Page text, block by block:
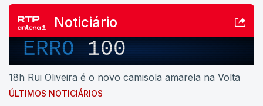
Noticiário
ERRO 100
18h Rui Oliveira é o novo camisola amarela na Volta
ÚLTIMOS NOTICIÁRIOS